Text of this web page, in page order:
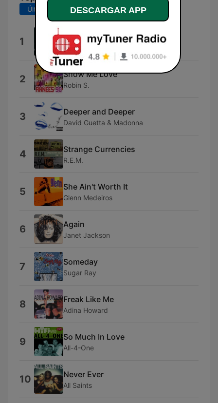
Últimos 7 días Últimos 30 días
1 4 Seasons of Loneliness
Boyz II Men
2 Show Me Love
Robin S.
3 Deeper and Deeper
David Guetta & Madonna
4 Strange Currencies
R.E.M.
5 She Ain't Worth It
Glenn Medeiros
6 Again
Janet Jackson
7 Someday
Sugar Ray
8 Freak Like Me
Adina Howard
9 So Much In Love
All-4-One
10 Never Ever
All Saints
DESCARGAR APP